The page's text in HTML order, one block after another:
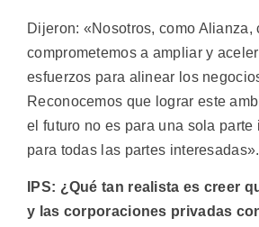
Dijeron: «Nosotros, como Alianza,
comprometemos a ampliar y
esfuerzos para alinear los
Reconocemos que lograr este
el futuro no es para una sola parte
para todas las partes interesadas».
IPS: ¿Qué tan realista es creer
y las corporaciones privadas